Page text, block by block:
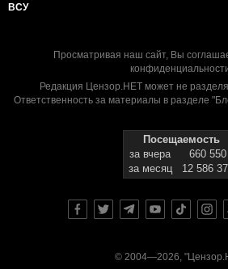
ВСУ
Просматривая наш сайт, Вы
Редакция Цензор.НЕТ может не
Ответственность за материалы в разделе
Посещаемость
за вчера
660 550
за месяц
12 586
© 2004—2026,